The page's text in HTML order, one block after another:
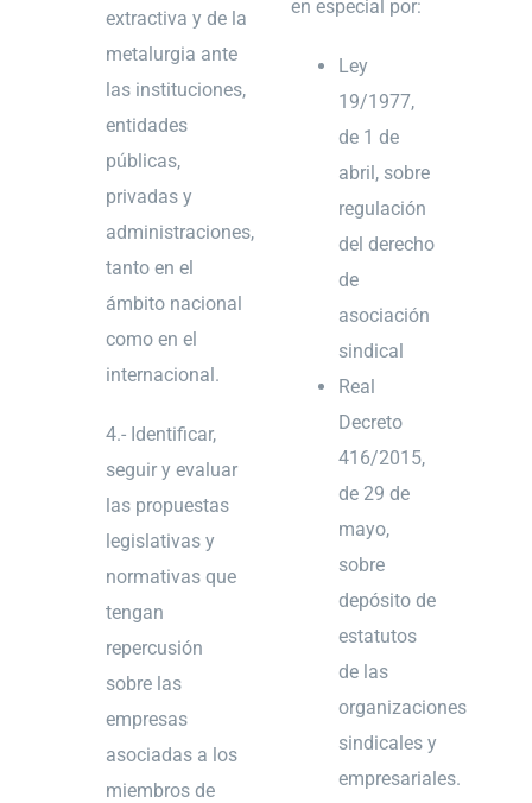
extractiva y de la
metalurgia ante
las instituciones,
entidades
públicas,
privadas y
administraciones,
tanto en el
ámbito nacional
como en el
internacional.
4.- Identificar,
seguir y evaluar
las propuestas
legislativas y
normativas que
tengan
repercusión
sobre las
empresas
asociadas a los
miembros de
en especial por:
Ley
19/1977,
de 1 de
abril, sobre
regulación
del derecho
de
asociación
sindical
Real
Decreto
416/2015,
de 29 de
mayo,
sobre
depósito de
estatutos
de las
organizaciones
sindicales y
empresariales.